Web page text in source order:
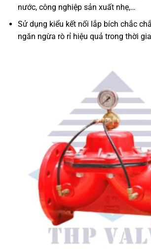
nước, công nghiệp sản xuất nhẹ,…
Sử dụng kiểu kết nối lắp bích chắc
ngăn ngừa rò rỉ hiệu quả trong thời